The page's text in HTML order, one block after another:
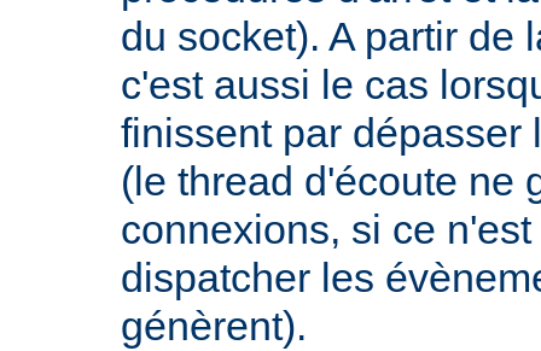
du socket). A partir de
c'est aussi le cas
finissent par dépasser
(le thread d'écoute ne
connexions, si ce
dispatcher les
génèrent).